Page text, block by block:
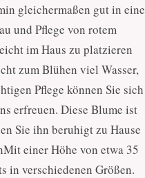
gleichermaßen gut in eine
und Pflege von rotem
im Haus zu platzieren
zum Blühen viel Wasser,
Pflege können Sie sich
erfreuen. Diese Blume ist
Sie ihn beruhigt zu Hause
einer Höhe von etwa 35
in verschiedenen Größen.